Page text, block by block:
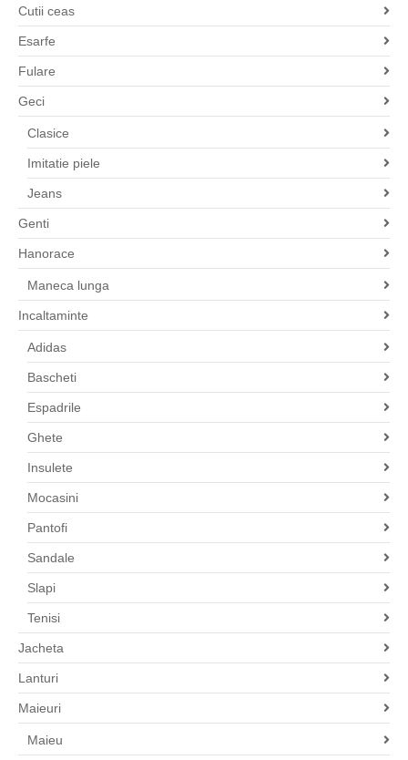
Cutii ceas
Esarfe
Fulare
Geci
Clasice
Imitatie piele
Jeans
Genti
Hanorace
Maneca lunga
Incaltaminte
Adidas
Bascheti
Espadrile
Ghete
Insulete
Mocasini
Pantofi
Sandale
Slapi
Tenisi
Jacheta
Lanturi
Maieuri
Maieu